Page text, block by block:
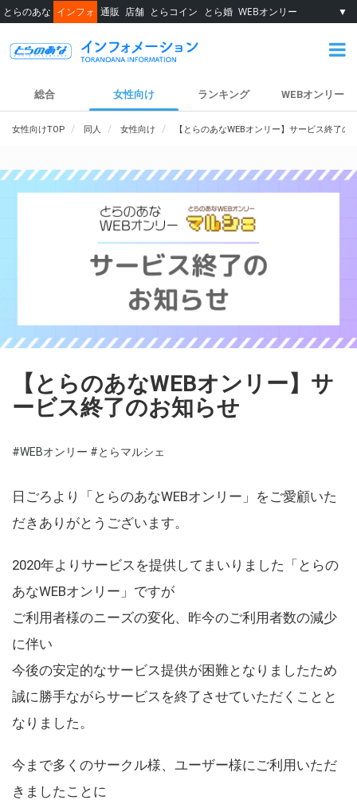
とらのあな インフォ 通販 店舗 とらコイン とら婚 WEBオンリー ▼
総合 女性向け ランキング WEBオンリー
女性向けTOP 同人 女性向け 【とらのあなWEBオンリー】サービス終了の
【とらのあなWEBオンリー】サ
ービス終了のお知らせ
#WEBオンリー #とらマルシェ
日ごろより「とらのあなWEBオンリー」をご愛顧いた
だきありがとうございます。
2020年よりサービスを提供してまいりました「とらの
あなWEBオンリー」ですが
ご利用者様のニーズの変化、昨今のご利用者数の減少
に伴い
今後の安定的なサービス提供が困難となりましたため
誠に勝手ながらサービスを終了させていただくことと
なりました。
今まで多くのサークル様、ユーザー様にご利用いただ
きましたことに